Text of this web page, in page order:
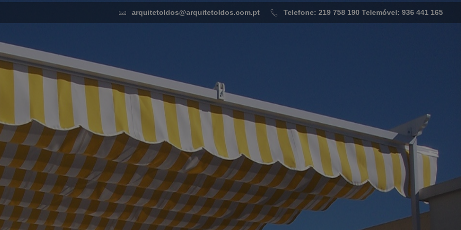
Telefone: 219 758 190 Telemóvel: 936 441 165
arquitetoldos@arquitetoldos.com.pt